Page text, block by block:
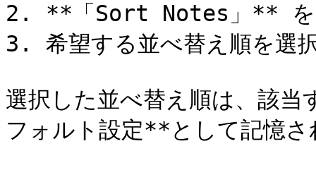
2. **「Sort Notes」** を
3. 希望する並べ替え順を選
選択した並べ替え順は、該
フォルト設定**として記憶さ